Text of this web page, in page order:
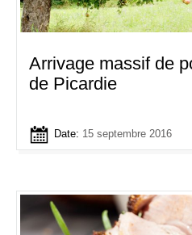
Arrivage massif de
de Picardie
Date: 15 septembre 2016